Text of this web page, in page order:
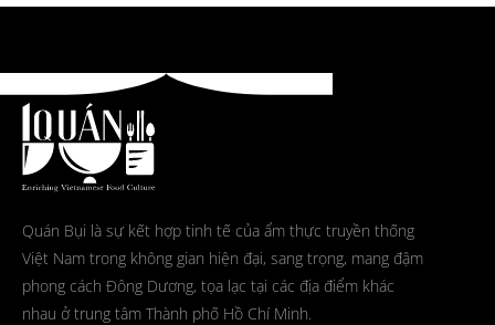
Quán Bụi là sự kết hợp tinh tế của ẩm thực truyền thống
Việt Nam trong không gian hiện đại, sang trọng, mang đậm
phong cách Đông Dương, tọa lạc tại các địa điểm khác
nhau ở trung tâm Thành phố Hồ Chí Minh.